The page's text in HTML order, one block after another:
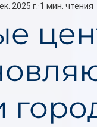
2025 г. 1 мин. чтения